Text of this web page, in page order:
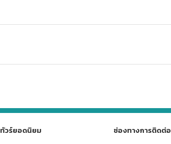
ทัวร์ยอดนิยม
ช่องทางการติดต่อ